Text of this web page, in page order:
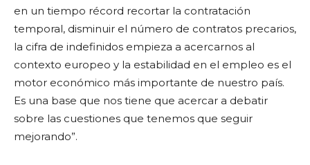
en un tiempo récord recortar la contratación
temporal, disminuir el número de contratos precarios,
la cifra de indefinidos empieza a acercarnos al
contexto europeo y la estabilidad en el empleo es el
motor económico más importante de nuestro país.
Es una base que nos tiene que acercar a debatir
sobre las cuestiones que tenemos que seguir
mejorando”.